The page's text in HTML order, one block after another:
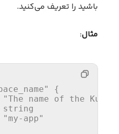
باشید را تعریف می‌کنید.
مثال:
{
"The name of the
string
"my-app"